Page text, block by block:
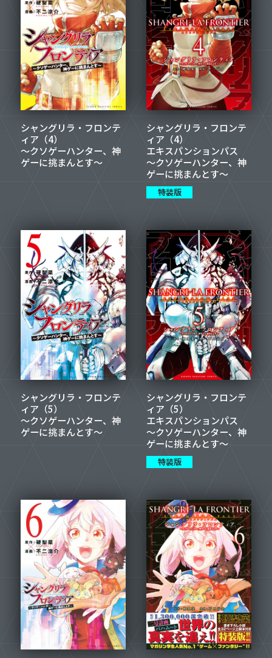
シャングリラ・フロンテ
ィア（4）
～クソゲーハンター、神
ゲーに挑まんとす～
シャングリラ・フロンテ
ィア（4）
エキスパンションパス
～クソゲーハンター、神
ゲーに挑まんとす～
特装版
シャングリラ・フロンテ
ィア（5）
～クソゲーハンター、神
ゲーに挑まんとす～
シャングリラ・フロンテ
ィア（5）
エキスパンションパス
～クソゲーハンター、神
ゲーに挑まんとす～
特装版